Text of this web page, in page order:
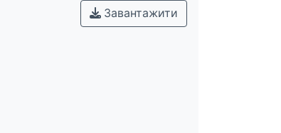
Завантажити